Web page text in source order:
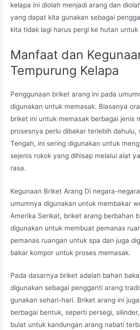
kelapa ini diolah menjadi arang dan
yang dapat kita gunakan sebagai
kita tidak lagi harus pergi ke hutan
Manfaat dan
Tempurung Kelapa
Penggunaan briket arang ini pada
digunakan untuk memasak. Biasanya
briket ini untuk memasak berbagai jenis
prosesnya perlu dibakar terlebih dahulu,
Tengah, ini sering digunakan untuk
sejenis rokok yang dihisap melalui alat
rasa.
Kegunaan Briket Arang Di negara-
umumnya digunakan untuk membakar
Amerika Serikat, briket arang berbahan
digunakan untuk membuat pemanas
pemanas ruangan untuk spa dan juga
bakar kompor untuk proses memasak.
Pada dasarnya briket adalah bahan
digunakan sebagai pengganti arang
gunakan sehari-hari. Briket arang ini
berbagai bentuk, seperti persegi,
bulat untuk kandungan arang nabati